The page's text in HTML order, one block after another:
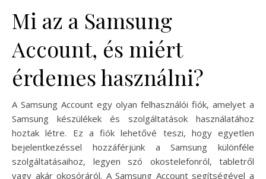
Mi az a Samsung
Account, és miért
érdemes használni?
A Samsung Account egy olyan felhasználói fiók, amelyet a
Samsung készülékek és szolgáltatások használatához
hoztak létre. Ez a fiók lehetővé teszi, hogy egyetlen
bejelentkezéssel hozzáférjünk a Samsung különféle
szolgáltatásaihoz, legyen szó okostelefonról, tabletről
vagy akár okosóráról. A Samsung Account segítségével a